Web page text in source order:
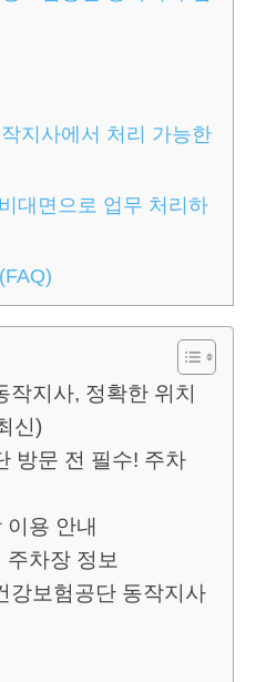
지사에서 처리 가능한
대면으로 업무 처리하
작지사, 정확한 위치
신)
방문 전 필수! 주차
이용 안내
주차장 정보
강보험공단 동작지사